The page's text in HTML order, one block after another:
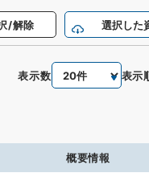
/解除 選択した
表示数 表示
概要情報